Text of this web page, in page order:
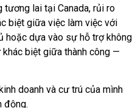
lai tại Canada, rủi ro
biệt giữa việc làm việc với
hoặc dựa vào sự hỗ trợ không
biệt giữa thành công —
doanh và cư trú của mình
động.